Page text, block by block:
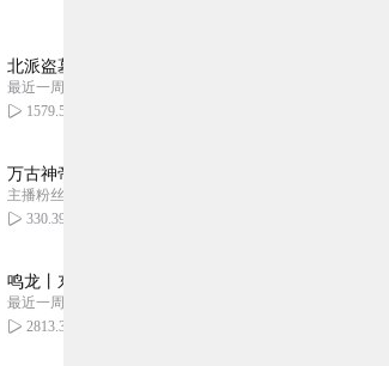
北派盗墓笔记丨头陀渊出品丨悬疑灵异丨摸金校尉
最近一周更新
1579.54万
万古神帝丨玄幻丨热血丨紫襟团队演播丨多人有声
主播粉丝2836万
330.39万
鸣龙丨东方玄幻丨紫襟团队丨轻松搞笑丨多人有声
最近一周更新
2813.30万